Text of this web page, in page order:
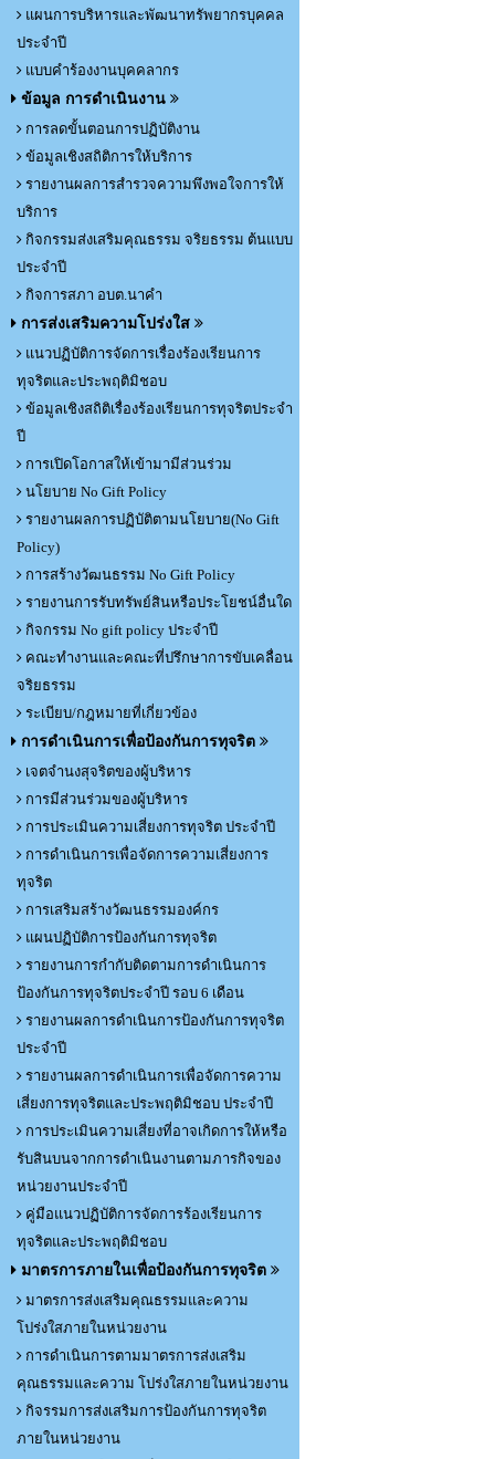
แผนการบริหารและพัฒนาทรัพยากรบุคคล
ประจำปี
แบบคำร้องงานบุคคลากร
ข้อมูล การดำเนินงาน
การลดขั้นตอนการปฏิบัติงาน
ข้อมูลเชิงสถิติการให้บริการ
รายงานผลการสำรวจความพึงพอใจการให้
บริการ
กิจกรรมส่งเสริมคุณธรรม จริยธรรม ต้นแบบ
ประจำปี
กิจการสภา อบต.นาคำ
การส่งเสริมความโปร่งใส
แนวปฏิบัติการจัดการเรื่องร้องเรียนการ
ทุจริตและประพฤติมิชอบ
ข้อมูลเชิงสถิติเรื่องร้องเรียนการทุจริตประจำ
ปี
การเปิดโอกาสให้เข้ามามีส่วนร่วม
นโยบาย No Gift Policy
รายงานผลการปฏิบัติตามนโยบาย(No Gift
Policy)
การสร้างวัฒนธรรม No Gift Policy
รายงานการรับทรัพย์สินหรือประโยชน์อื่นใด
กิจกรรม No gift policy ประจำปี
คณะทำงานและคณะที่ปรึกษาการขับเคลื่อน
จริยธรรม
ระเบียบ/กฎหมายที่เกี่ยวข้อง
การดำเนินการเพื่อป้องกันการทุจริต
เจตจำนงสุจริตของผู้บริหาร
การมีส่วนร่วมของผู้บริหาร
การประเมินความเสี่ยงการทุจริต ประจำปี
การดำเนินการเพื่อจัดการความเสี่ยงการ
ทุจริต
การเสริมสร้างวัฒนธรรมองค์กร
แผนปฏิบัติการป้องกันการทุจริต
รายงานการกำกับติดตามการดำเนินการ
ป้องกันการทุจริตประจำปี รอบ 6 เดือน
รายงานผลการดำเนินการป้องกันการทุจริต
ประจำปี
รายงานผลการดำเนินการเพื่อจัดการความ
เสี่ยงการทุจริตและประพฤติมิชอบ ประจำปี
การประเมินความเสี่ยงที่อาจเกิดการให้หรือ
รับสินบนจากการดำเนินงานตามภารกิจของ
หน่วยงานประจำปี
คู่มือแนวปฏิบัติการจัดการร้องเรียนการ
ทุจริตและประพฤติมิชอบ
มาตรการภายในเพื่อป้องกันการทุจริต
มาตรการส่งเสริมคุณธรรมและความ
โปร่งใสภายในหน่วยงาน
การดำเนินการตามมาตรการส่งเสริม
คุณธรรมและความ โปร่งใสภายในหน่วยงาน
กิจรรมการส่งเสริมการป้องกันการทุจริต
ภายในหน่วยงาน